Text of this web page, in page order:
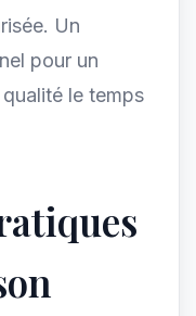
Un
pour un
le temps